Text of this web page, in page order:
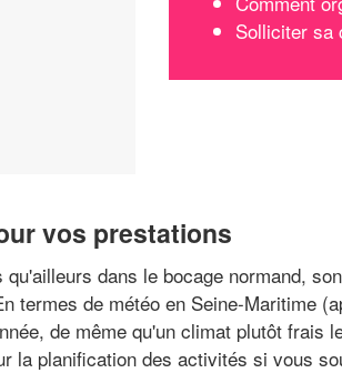
Solliciter sa
vos prestations
dans le bocage normand,
termes de météo en Seine-Maritime
de même qu'un climat plutôt frais
planification des activités si vous